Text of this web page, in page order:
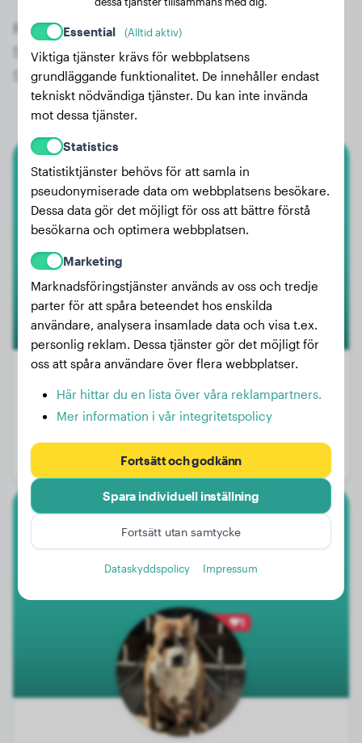
Registrera dig nu gratis och få tillgång till alla
523 registrerade hundar av rasen Amerikansk
Staffordshire Terrier!
Amerikansk Staffordshire Terrier
Jack
Vikt:
Amerikansk Staffordshire Terrier
Scooper
1
Essential (Alltid aktiv)
Viktiga tjänster krävs för webbplatsens
grundläggande funktionalitet. De innehåller endast
tekniskt nödvändiga tjänster. Du kan inte invända
mot dessa tjänster.
Statistics
Statistiktjänster behövs för att samla in
pseudonymiserade data om webbplatsens besökare.
Dessa data gör det möjligt för oss att bättre förstå
besökarna och optimera webbplatsen.
Marketing
Marknadsföringstjänster används av oss och tredje
parter för att spåra beteendet hos enskilda
användare, analysera insamlade data och visa t.ex.
personlig reklam. Dessa tjänster gör det möjligt för
oss att spåra användare över flera webbplatser.
Här hittar du en lista över våra reklampartners.
Mer information i vår integritetspolicy
Fortsätt och godkänn
Spara individuell inställning
Fortsätt utan samtycke
Dataskyddspolicy Impressum